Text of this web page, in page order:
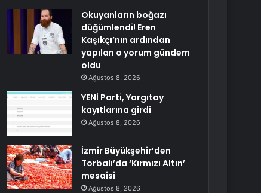
Okuyanların boğazı
düğümlendi! Eren
Kaşıkçı’nın ardından
yapılan o yorum gündem
oldu
Ağustos 8, 2026
YENİ Parti, Yargıtay
kayıtlarına girdi
Ağustos 8, 2026
İzmir Büyükşehir’den
Torbalı’da ‘Kırmızı Altın’
mesaisi
Ağustos 8, 2026